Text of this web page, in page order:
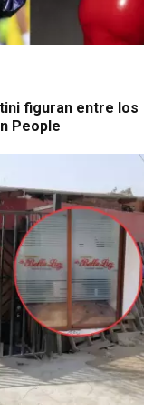
figuran entre los
People